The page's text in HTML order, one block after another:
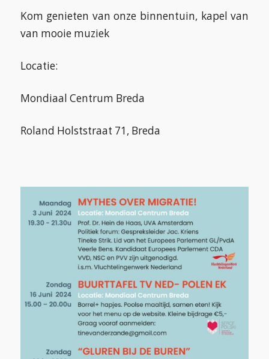
Kom genieten van onze binnentuin, kapel van
van mooie muziek
Locatie:
Mondiaal Centrum Breda
Roland Holststraat 71, Breda